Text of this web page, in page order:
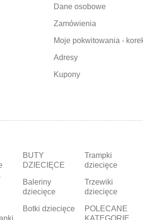
Dane osobowe
Zamówienia
Moje pokwitowania -
Adresy
Kupony
BUTY
DZIECIĘCE
Baleriny
dziecięce
Botki dziecięce
Trampki
dziecięce
Trzewiki
dziecięce
POLECANE